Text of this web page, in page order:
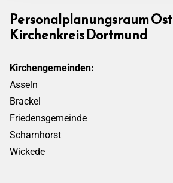
Personalplanungsraum Ost
Kirchenkreis Dortmund
Kirchengemeinden:
Asseln
Brackel
Friedensgemeinde
Scharnhorst
Wickede